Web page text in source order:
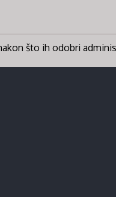
što ih odobri